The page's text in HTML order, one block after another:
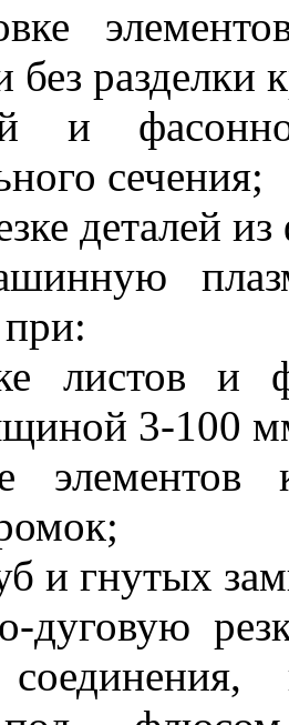
без разделки
и
сечения;
деталей
листов и
3-100
элементов
и гнутых
дуговую